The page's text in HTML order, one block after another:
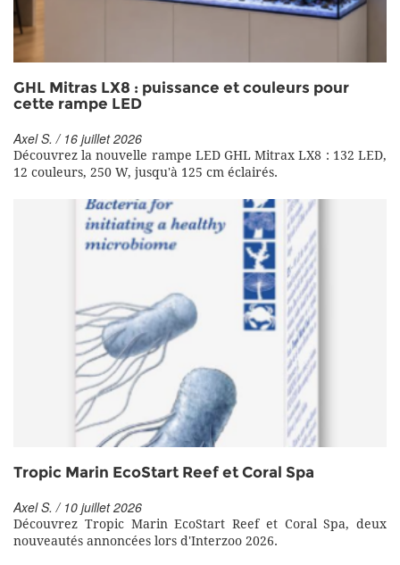
GHL Mitras LX8 : puissance et couleurs pour
cette rampe LED
Axel S. / 16 juillet 2026
Découvrez la nouvelle rampe LED GHL Mitrax LX8 : 132 LED,
12 couleurs, 250 W, jusqu'à 125 cm éclairés.
Tropic Marin EcoStart Reef et Coral Spa
Axel S. / 10 juillet 2026
Découvrez Tropic Marin EcoStart Reef et Coral Spa, deux
nouveautés annoncées lors d'Interzoo 2026.